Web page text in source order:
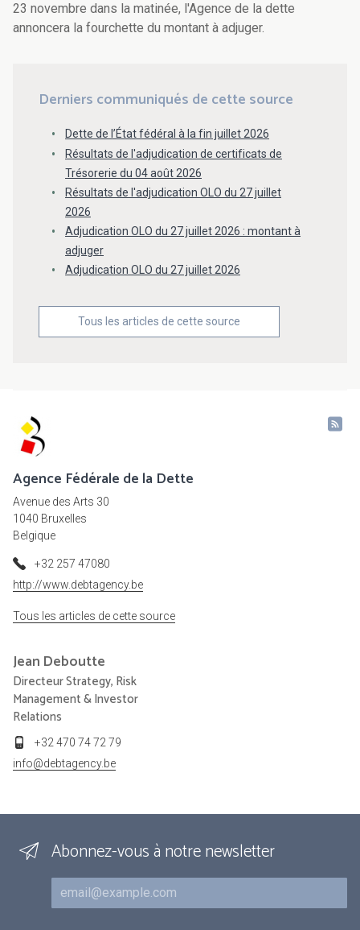
23 novembre dans la matinée, l'Agence de la dette
annoncera la fourchette du montant à adjuger.
Derniers communiqués de cette source
Dette de l’État fédéral à la fin juillet 2026
Résultats de l'adjudication de certificats de
Trésorerie du 04 août 2026
Résultats de l'adjudication OLO du 27 juillet
2026
Adjudication OLO du 27 juillet 2026 : montant à
adjuger
Adjudication OLO du 27 juillet 2026
Tous les articles de cette source
Agence Fédérale de la Dette
Avenue des Arts 30
1040 Bruxelles
Belgique
+32 257 47080
http://www.debtagency.be
Tous les articles de cette source
Jean Deboutte
Directeur Strategy, Risk
Management & Investor
Relations
+32 470 74 72 79
info@debtagency.be
Abonnez-vous à notre newsletter
Courriel